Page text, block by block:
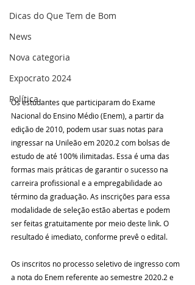
Dicas do Que Tem de Bom
News
Nova categoria
Expocrato 2024
Política
Os estudantes que participaram do Exame
Nacional do Ensino Médio (Enem), a partir da
edição de 2010, podem usar suas notas para
ingressar na Unileão em 2020.2 com bolsas de
estudo de até 100% ilimitadas. Essa é uma das
formas mais práticas de garantir o sucesso na
carreira profissional e a empregabilidade ao
término da graduação. As inscrições para essa
modalidade de seleção estão abertas e podem
ser feitas gratuitamente por meio deste link. O
resultado é imediato, conforme prevê o edital.
Os inscritos no processo seletivo de ingresso com
a nota do Enem referente ao semestre 2020.2 e